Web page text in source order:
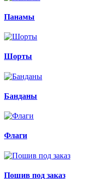
Панамы
Шорты
Банданы
Флаги
Пошив под заказ